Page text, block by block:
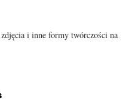
i inne formy twórczości na